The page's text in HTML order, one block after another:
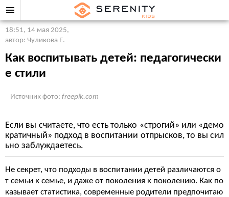
18:51, 14 мая 2025,
автор: Чуликова Е.
Как воспитывать детей: педагогически
е стили
Источник фото: freepik.com
Если вы считаете, что есть только «строгий» или «демо
кратичный» подход в воспитании отпрысков, то вы сил
ьно заблуждаетесь.
Не секрет, что подходы в воспитании детей различаются о
т семьи к семье, и даже от поколения к поколению. Как по
казывает статистика, современные родители предпочитаю